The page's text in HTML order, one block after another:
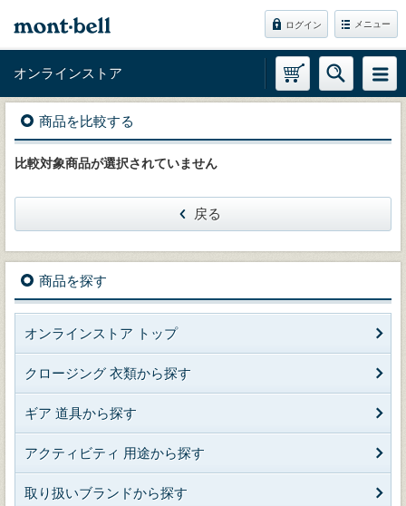
ログイン メニュー
オンラインストア
商品を比較する
比較対象商品が選択されていません
戻る
商品を探す
オンラインストア トップ
クロージング 衣類から探す
ギア 道具から探す
アクティビティ 用途から探す
取り扱いブランドから探す